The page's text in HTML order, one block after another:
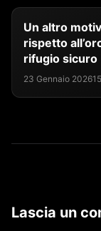
Un altro
rispetto
rifugio sicuro
23 Gennaio 2026
Lascia un